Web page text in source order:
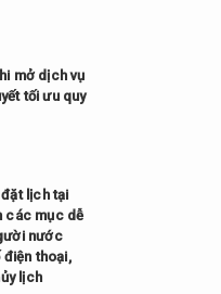
mở dịch vụ
tối ưu quy
lịch tại
các mục dễ
nước
điện thoại,
lịch